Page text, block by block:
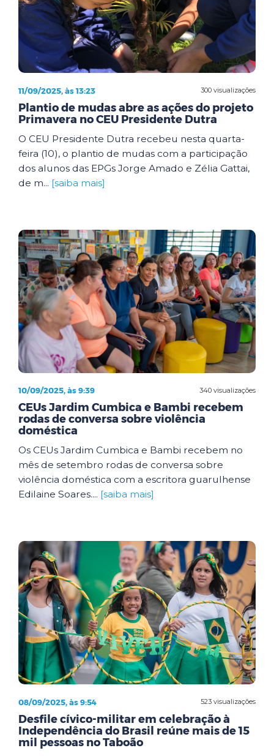
300 visualizações
11/09/2025, às 13:23
Plantio de mudas abre as ações do projeto
Primavera no CEU Presidente Dutra
O CEU Presidente Dutra recebeu nesta quarta-
feira (10), o plantio de mudas com a participação
dos alunos das EPGs Jorge Amado e Zélia Gattai,
de m... [saiba mais]
340 visualizações
10/09/2025, às 9:39
CEUs Jardim Cumbica e Bambi recebem
rodas de conversa sobre violência
doméstica
Os CEUs Jardim Cumbica e Bambi recebem no
mês de setembro rodas de conversa sobre
violência doméstica com a escritora guarulhense
Edilaine Soares.... [saiba mais]
523 visualizações
08/09/2025, às 9:54
Desfile cívico-militar em celebração à
Independência do Brasil reúne mais de 15
mil pessoas no Taboão